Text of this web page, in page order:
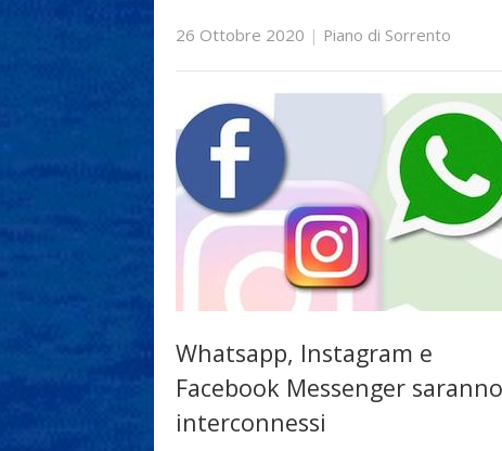
26 Ottobre 2020 | Piano di Sorrento
Whatsapp, Instagram e
Facebook Messenger saranno
interconnessi